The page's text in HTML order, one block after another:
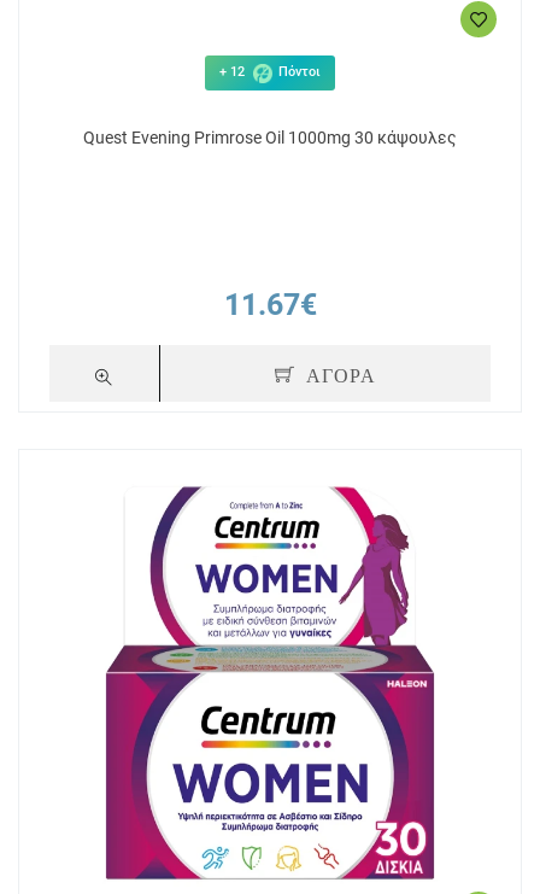
+ 12 Πόντοι
Quest Evening Primrose Oil 1000mg 30 κάψουλες
11.67€
ΑΓΟΡΑ